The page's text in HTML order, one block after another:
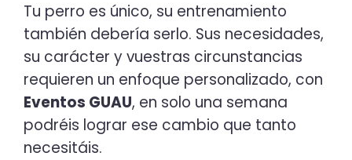
Tu perro es único, su entrenamiento
también debería serlo. Sus necesidades,
su carácter y vuestras circunstancias
requieren un enfoque personalizado, con
Eventos GUAU, en solo una semana
podréis lograr ese cambio que tanto
necesitáis.